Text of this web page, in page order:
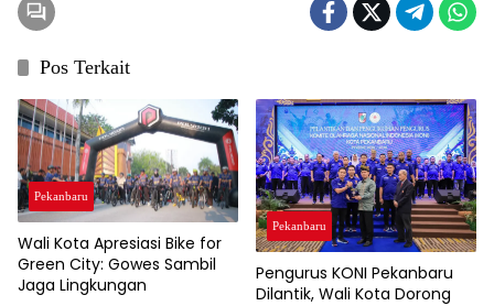
Pos Terkait
Pekanbaru
Wali Kota Apresiasi Bike for
Green City: Gowes Sambil
Jaga Lingkungan
Pekanbaru
Pengurus KONI Pekanbaru
Dilantik, Wali Kota Dorong